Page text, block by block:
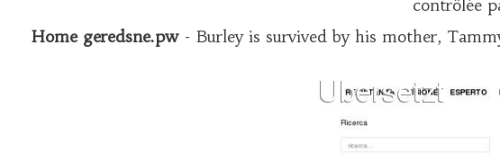
contrôlée
Home geredsne.pw- Burley is survived by his mother,